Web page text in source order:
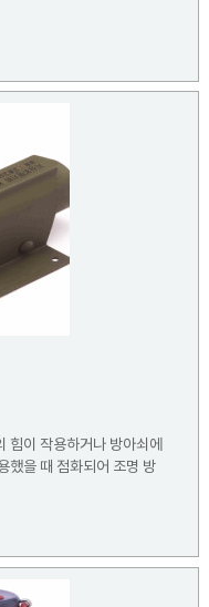
이 작용하거나 방아쇠에
했을 때 점화되어 조명 방